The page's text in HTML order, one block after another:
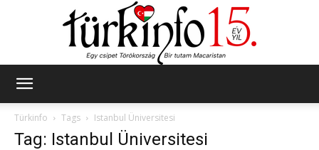
Türkinfo
Tags Istanbul Üniversitesi
Tag: Istanbul Üniversitesi